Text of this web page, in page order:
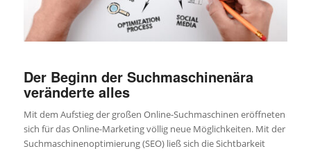
Der Beginn der Suchmaschinenära
veränderte alles
Mit dem Aufstieg der großen Online-Suchmaschinen eröffneten
sich für das Online-Marketing völlig neue Möglichkeiten. Mit der
Suchmaschinenoptimierung (SEO) ließ sich die Sichtbarkeit